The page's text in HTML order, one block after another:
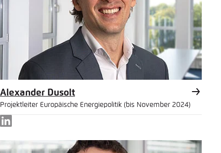
Alexander Dusolt
Projektleiter Europäische Energiepolitik (bis November 2024)
LinkedIn